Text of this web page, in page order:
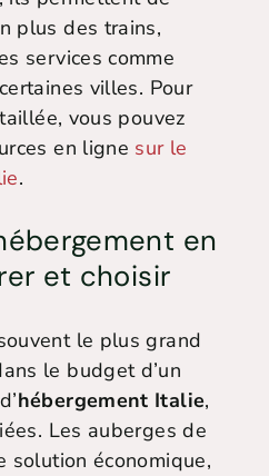
plus des trains,
services comme
villes. Pour
vous pouvez
en ligne sur le
.
en
et choisir
le plus grand
le budget d’un
hébergement Italie,
Les auberges de
solution économique,